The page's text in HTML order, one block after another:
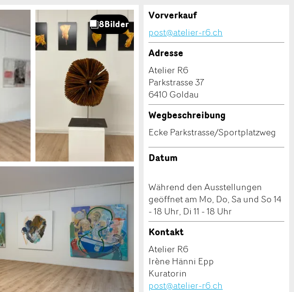
Vorverkauf
post@atelier-r6.ch
Adresse
Atelier R6
Parkstrasse 37
6410 Goldau
Wegbeschreibung
Ecke Parkstrasse/Sportplatzweg
Datum
Während den Ausstellungen
geöffnet am Mo, Do, Sa und So 14
- 18 Uhr, Di 11 - 18 Uhr
Kontakt
Atelier R6
Irène Hänni Epp
Kuratorin
post@atelier-r6.ch